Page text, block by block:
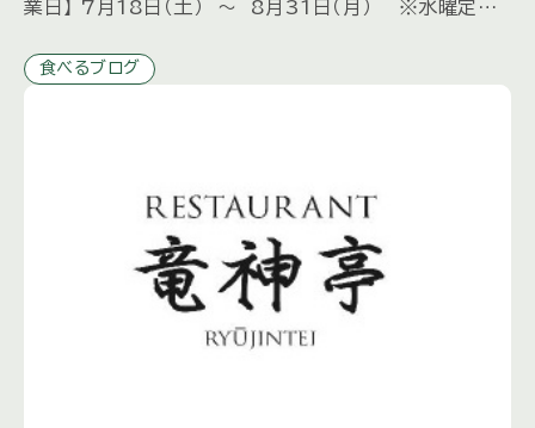
業日】 7月18日（土） ～ 8月31日（月） ※水曜定
[…]
食べるブログ